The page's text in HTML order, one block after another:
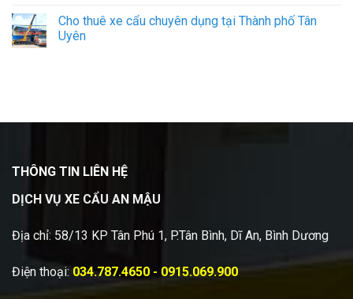
Cho thuê xe cẩu chuyên dụng tại Thành phố Tân
Uyên
THÔNG TIN LIÊN HỆ
DỊCH VỤ XE CẨU AN MẬU
Địa chỉ: 58/13 KP Tân Phú 1, P.Tân Bình, Dĩ An, Bình Dương
Điện thoại: 034.787.4650 - 0915.069.900